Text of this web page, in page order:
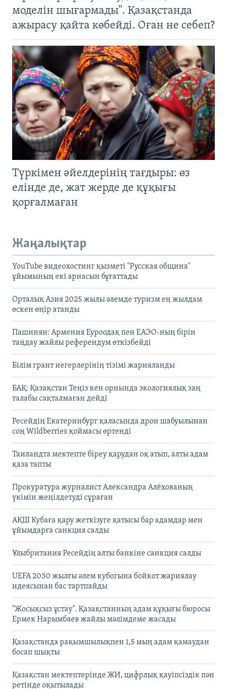
моделін шығармады". Қазақстанда
ажырасу қайта көбейді. Оған не себеп?
Түркімен әйелдерінің тағдыры: өз
елінде де, жат жерде де құқығы
қорғалмаған
Жаңалықтар
YouTube видеохостинг қызметі "Русская община"
ұйымының екі арнасын бұғаттады
Орталық Азия 2025 жылы әлемде туризм ең жылдам
өскен өңір атанды
Пашинян: Армения Еуроодақ пен ЕАЭО-ның бірін
таңдау жайлы референдум өткізбейді
Білім грант иегерлерінің тізімі жарияланды
БАҚ: Қазақстан Теңіз кен орнында экологиялық заң
талабы сақталмаған дейді
Ресейдің Екатеринбург қаласында дрон шабуылынан
соң Wildberries қоймасы өртенді
Таиландта мектепте біреу қарудан оқ атып, алты адам
қаза тапты
Прокуратура журналист Александра Алёхованың
үкімін жеңілдетуді сұраған
АҚШ Кубаға қару жеткізуге қатысы бар адамдар мен
ұйымдарға санкция салды
Ұлыбритания Ресейдің алты банкіне санкция салды
UEFA 2030 жылғы әлем кубогына бойкот жариялау
идеясынан бас тартпайды
"Жосықсыз ұстау". Қазақстанның адам құқығы бюросы
Ермек Нарымбаев жайлы мәлімдеме жасады
Қазақстанда рақымшылықпен 1,5 мың адам қамаудан
босап шықты
Қазақстан мектептерінде ЖИ, цифрлық қауіпсіздік пән
ретінде оқытылады